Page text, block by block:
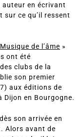
auteur en écrivant
sur ce qu’il ressent
Musique de l’âme »
ont été
clubs de la
son premier
aux éditions de
Dijon en Bourgogne.
son arrivée en
Alors avant de